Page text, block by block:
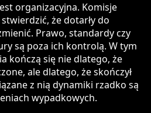
organizacyjna. Komisje
że dotarły do
Prawo, standardy czy
są poza ich kontrolą. W tym
kończą się nie dlatego, że
ale dlatego, że skończył
z nią dynamiki rzadko są
wypadkowych.